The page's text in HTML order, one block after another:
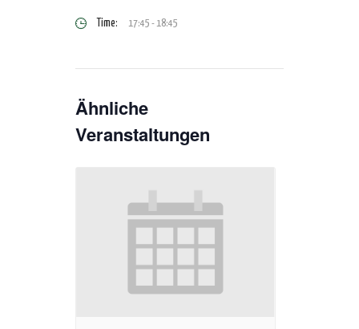
Time: 17:45 - 18:45
Ähnliche
Veranstaltungen